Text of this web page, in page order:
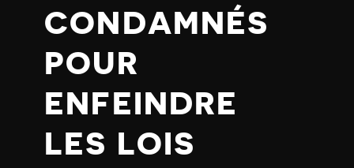
CONDAMNÉS
POUR
ENFEINDRE
LES LOIS